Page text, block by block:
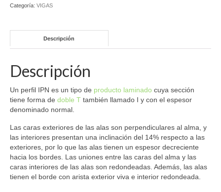
Categoría: VIGAS
Descripción
Descripción
Un perfil IPN es un tipo de producto laminado cuya sección
tiene forma de doble T también llamado I y con el espesor
denominado normal.
Las caras exteriores de las alas son perpendiculares al alma, y
las interiores presentan una inclinación del 14% respecto a las
exteriores, por lo que las alas tienen un espesor decreciente
hacia los bordes. Las uniones entre las caras del alma y las
caras interiores de las alas son redondeadas. Además, las alas
tienen el borde con arista exterior viva e interior redondeada.